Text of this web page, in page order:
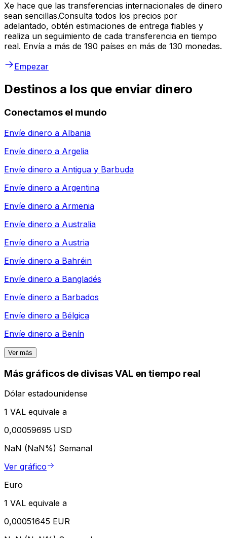
Xe hace que las transferencias internacionales de dinero
sean sencillas.Consulta todos los precios por
adelantado, obtén estimaciones de entrega fiables y
realiza un seguimiento de cada transferencia en tiempo
real. Envía a más de 190 países en más de 130 monedas.
Empezar
Destinos a los que enviar dinero
Conectamos el mundo
Envíe dinero a Albania
Envíe dinero a Argelia
Envíe dinero a Antigua y Barbuda
Envíe dinero a Argentina
Envíe dinero a Armenia
Envíe dinero a Australia
Envíe dinero a Austria
Envíe dinero a Bahréin
Envíe dinero a Bangladés
Envíe dinero a Barbados
Envíe dinero a Bélgica
Envíe dinero a Benín
Ver más
Más gráficos de divisas VAL en tiempo real
Dólar estadounidense
1 VAL equivale a
0,00059695 USD
NaN (NaN%) Semanal
Ver gráfico
Euro
1 VAL equivale a
0,00051645 EUR